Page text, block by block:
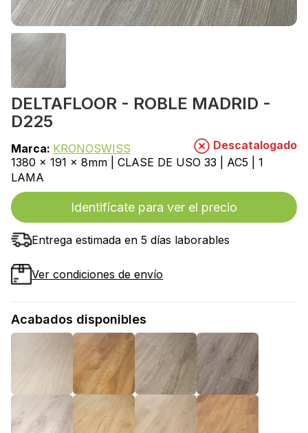
DELTAFLOOR - ROBLE MADRID -
D225
Marca: KRONOSWISS
Descatalogado
1380 x 191 x 8mm | CLASE DE USO 33 | AC5 | 1
LAMA
Identifícate para ver el precio
Entrega estimada en 5 días laborables
Ver condiciones de envío
Acabados disponibles